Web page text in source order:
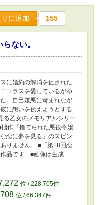
に追加 155
ない。
に婚約の解消を促された
コラスを愛しているがゆ
。自己嫌悪に苛まれなが
に想いを伝えようとする
る乙女のメモリアルシリー
作『捨てられた悪役令嬢
恋に夢を見る』のスピン
りません。 ■「第18回恋
作品です ■画像は生成
位 / 228,705件
位 / 66,347件